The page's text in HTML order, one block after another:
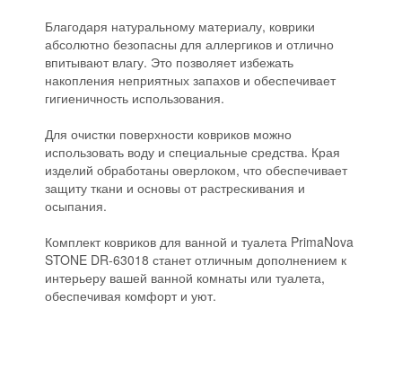
Благодаря натуральному материалу, коврики
абсолютно безопасны для аллергиков и отлично
впитывают влагу. Это позволяет избежать
накопления неприятных запахов и обеспечивает
гигиеничность использования.
Для очистки поверхности ковриков можно
использовать воду и специальные средства. Края
изделий обработаны оверлоком, что обеспечивает
защиту ткани и основы от растрескивания и
осыпания.
Комплект ковриков для ванной и туалета PrimaNova
STONE DR-63018 станет отличным дополнением к
интерьеру вашей ванной комнаты или туалета,
обеспечивая комфорт и уют.